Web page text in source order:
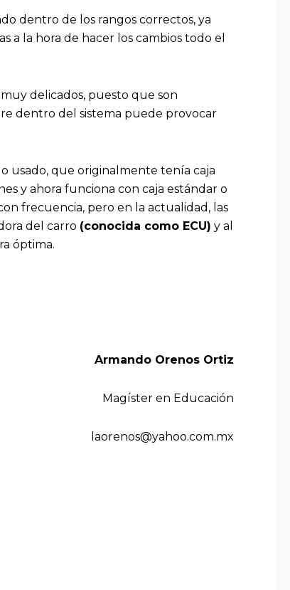
dentro de los rangos correctos, ya
a la hora de hacer los cambios todo el
delicados, puesto que son
dentro del sistema puede provocar
usado, que originalmente tenía caja
y ahora funciona con caja estándar o
frecuencia, pero en la actualidad, las
del carro (conocida como ECU) y al
óptima.
Armando Orenos Ortiz
en Educación